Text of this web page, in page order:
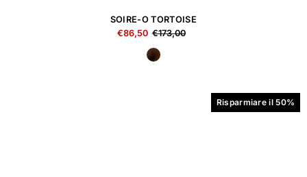
SOIRE-O TORTOISE
€86,50 €173,00
Risparmiare il 50%